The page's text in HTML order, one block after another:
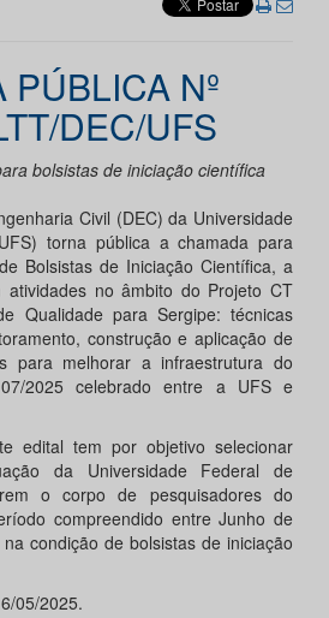
Nº
DEC/UFS
bolsistas de iniciação científica
Civil (DEC) da Universidade
torna pública a chamada para
Bolsistas de Iniciação Científica, a
atividades no âmbito do Projeto CT
Qualidade para Sergipe: técnicas
construção e aplicação de
para melhorar a infraestrutura do
2025 celebrado entre a UFS e
edital tem por objetivo selecionar
da Universidade Federal de
o corpo de pesquisadores do
compreendido entre Junho de
condição de bolsistas de iniciação
05/2025.